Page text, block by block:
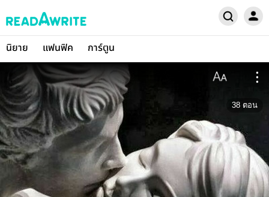
นิยาย แฟนฟิค การ์ตูน
38 ตอน